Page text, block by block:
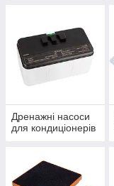
Дренажні насоси
для кондиціонерів